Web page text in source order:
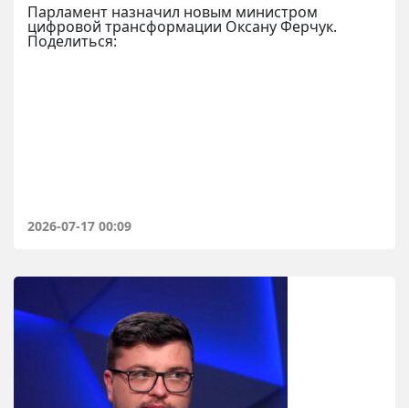
Парламент назначил новым министром
цифровой трансформации Оксану Ферчук.
Поделиться:
2026-07-17 00:09